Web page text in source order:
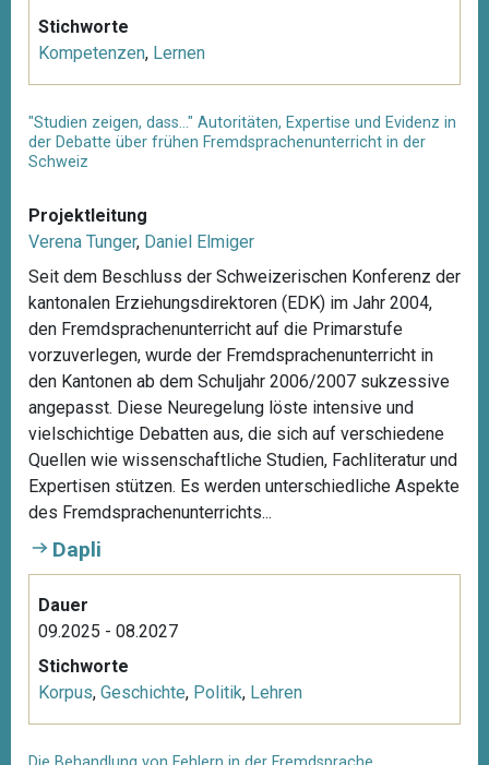
Stichworte
Kompetenzen, Lernen
"Studien zeigen, dass…" Autoritäten, Expertise und Evidenz in
der Debatte über frühen Fremdsprachenunterricht in der
Schweiz
Projektleitung
Verena Tunger, Daniel Elmiger
Seit dem Beschluss der Schweizerischen Konferenz der
kantonalen Erziehungsdirektoren (EDK) im Jahr 2004,
den Fremdsprachenunterricht auf die Primarstufe
vorzuverlegen, wurde der Fremdsprachenunterricht in
den Kantonen ab dem Schuljahr 2006/2007 sukzessive
angepasst. Diese Neuregelung löste intensive und
vielschichtige Debatten aus, die sich auf verschiedene
Quellen wie wissenschaftliche Studien, Fachliteratur und
Expertisen stützen. Es werden unterschiedliche Aspekte
des Fremdsprachenunterrichts...
Dapli
Dauer
09.2025 - 08.2027
Stichworte
Korpus, Geschichte, Politik, Lehren